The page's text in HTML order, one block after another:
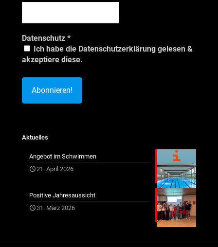
Datenschutz *
Ich habe die Datenschutzerklärung gelesen &
akzeptiere diese.
Aktuelles
Angebot im Schwimmen
21. April 2026
Positive Jahresaussicht
31. März 2026